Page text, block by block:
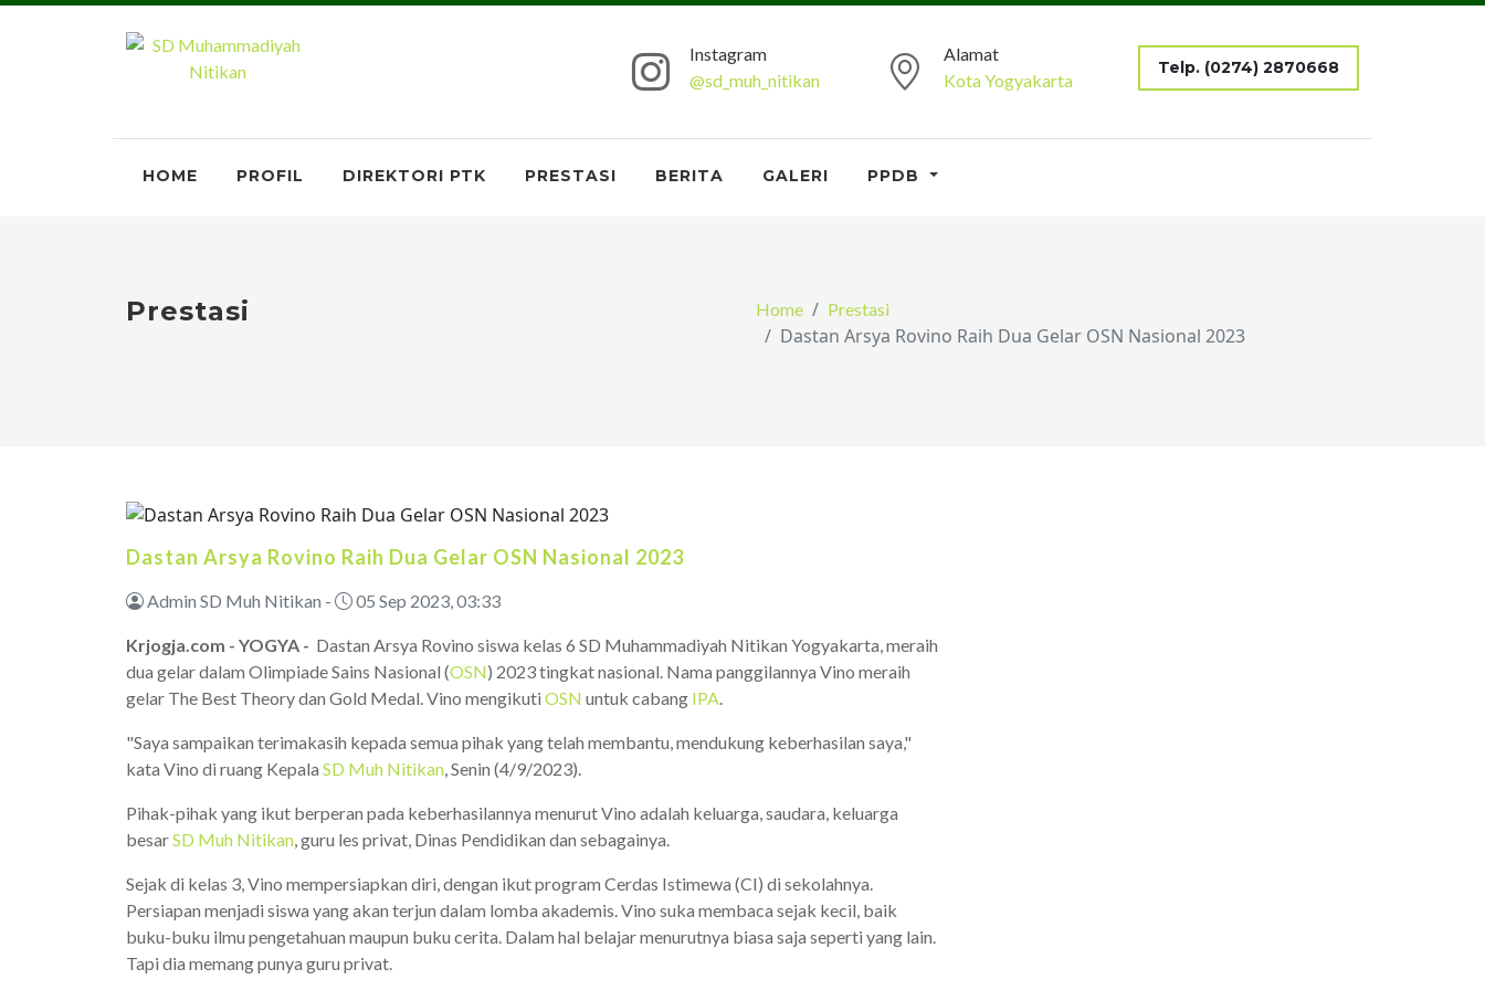
Instagram
@sd_muh_nitikan
Alamat
Kota Yogyakarta
Telp. (0274) 2870668
HOME PROFIL DIREKTORI PTK PRESTASI BERITA GALERI PPDB
Prestasi Home Prestasi
Dastan Arsya Rovino Raih Dua Gelar OSN Nasional 2023
Dastan Arsya Rovino Raih Dua Gelar OSN Nasional 2023
Admin SD Muh Nitikan - 05 Sep 2023, 03:33
Krjogja.com - YOGYA - Dastan Arsya Rovino siswa kelas 6 SD Muhammadiyah Nitikan Yogyakarta, meraih
dua gelar dalam Olimpiade Sains Nasional (OSN) 2023 tingkat nasional. Nama panggilannya Vino meraih
gelar The Best Theory dan Gold Medal. Vino mengikuti OSN untuk cabang IPA
"Saya sampaikan terimakasih kepada semua pihak yang telah membantu, mendukung keberhasilan saya,"
kata Vino di ruang Kepala SD Muh Nitikan , Senin (4/9/2023).
Pihak-pihak yang ikut berperan pada keberhasilannya menurut Vino adalah keluarga, saudara, keluarga
besarSD Muh Nitikan , guru les privat, Dinas Pendidikan dan sebagainya.
Sejak di kelas 3, Vino mempersiapkan diri, dengan ikut program Cerdas Istimewa (CI) di sekolahnya.
Persiapan menjadi siswa yang akan terjun dalam lomba akademis. Vino suka membaca sejak kecil, baik
buku-buku ilmu pengetahuan maupun buku cerita. Dalam hal belajar menurutnya biasa saja seperti yang lain.
Tapi dia memang punya guru privat.